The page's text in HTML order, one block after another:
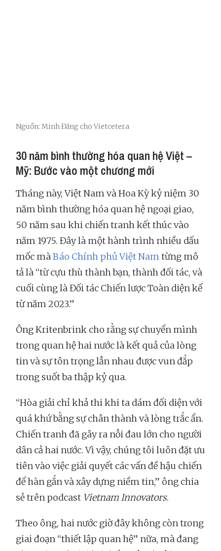
Nguồn: Minh Đăng cho Vietcetera
30 năm bình thường hóa quan hệ Việt –
Mỹ: Bước vào một chương mới
Tháng này, Việt Nam và Hoa Kỳ kỷ niệm 30
năm bình thường hóa quan hệ ngoại giao,
50 năm sau khi chiến tranh kết thúc vào
năm 1975. Đây là một hành trình nhiều dấu
mốc màBáo Chính phủ Việt Nam từng mô
tả là “từ cựu thù thành bạn, thành đối tác, và
cuối cùng là Đối tác Chiến lược Toàn diện kể
từ năm 2023.”
Ông Kritenbrink cho rằng sự chuyển mình
trong quan hệ hai nước là kết quả của lòng
tin và sự tôn trọng lẫn nhau được vun đắp
trong suốt ba thập kỷ qua.
“Hòa giải chỉ khả thi khi ta dám đối diện với
quá khứ bằng sự chân thành và lòng trắc ẩn.
Chiến tranh đã gây ra nỗi đau lớn cho người
dân cả hai nước. Vì vậy, chúng tôi luôn đặt ưu
tiên vào việc giải quyết các vấn đề hậu chiến
để hàn gắn và xây dựng niềm tin,” ông chia
sẻ trên podcast Vietnam Innovators.
Theo ông, hai nước giờ đây không còn trong
giai đoạn “thiết lập quan hệ” nữa, mà đang